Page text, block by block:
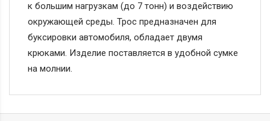
к большим нагрузкам (до 7 тонн) и воздействию
окружающей среды. Трос предназначен для
буксировки автомобиля, обладает двумя
крюками. Изделие поставляется в удобной сумке
на молнии.